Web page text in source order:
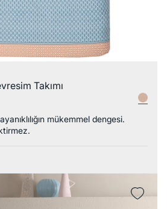
Takımı
mükemmel dengesi.